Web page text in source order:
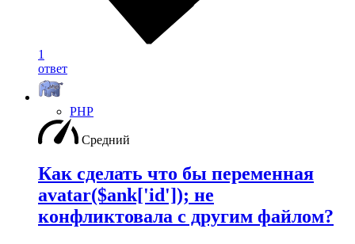
1
ответ
PHP
Средний
Как сделать что бы переменная
avatar($ank['id']); не
конфликтовала с другим файлом?